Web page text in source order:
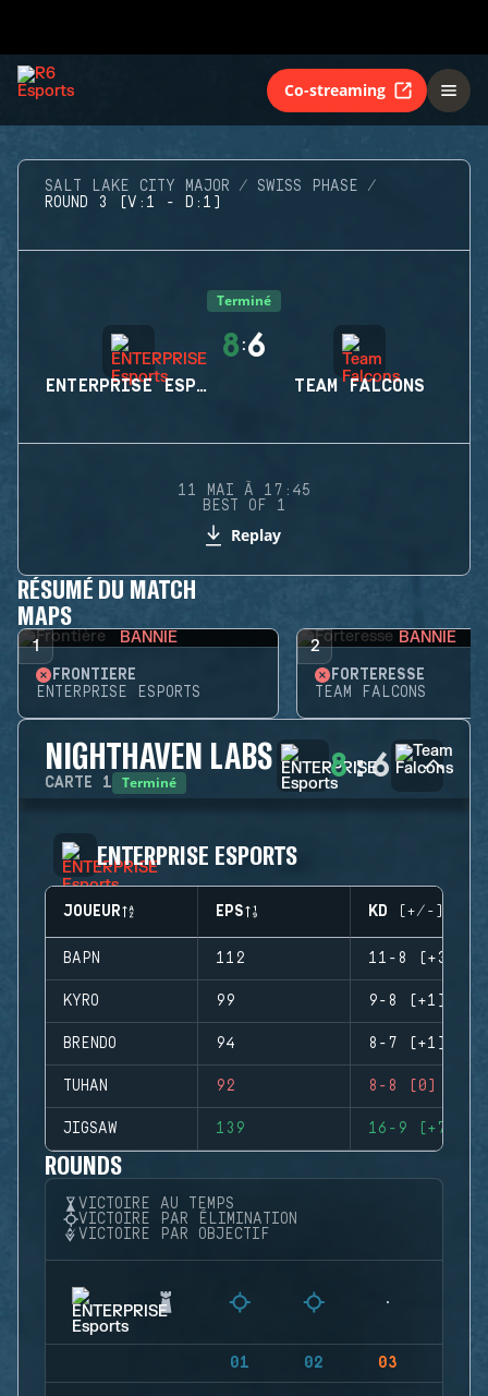
Co-streaming
SALT LAKE CITY MAJOR
SWISS PHASE
ROUND 3 (V:1 - D:1)
Terminé
ENTERPRISE ESPORTS
8 :6
TEAM FALCONS
11 MAI À 17:45
BEST OF 1
Replay
RÉSUMÉ DU MATCH
MAPS
1 BANNIE
FRONTIÈRE
ENTERPRISE ESPORTS
2 BANNIE
FORTERESSE
TEAM FALCONS
NIGHTHAVEN LABS
CARTE 1 Terminé 8:6
ENTERPRISE ESPORTS
JOUEUR EPS KD (+/-)
BAPN 112 11-8 (+3)
KYRO 99 9-8 (+1)
BRENDO 94 8-7 (+1)
TUHAN 92 8-8 (0)
JIGSAW 139 16-9 (+7)
ROUNDS
VICTOIRE AU TEMPS
VICTOIRE PAR ÉLIMINATION
VICTOIRE PAR OBJECTIF
01 02 03